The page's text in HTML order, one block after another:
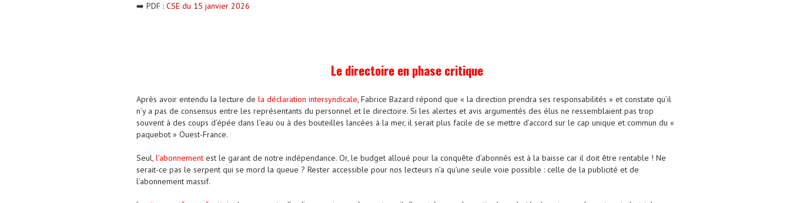
➡️ PDF : CSE du 15 janvier 2026
Le directoire en phase critique
Après avoir entendu la lecture de la déclaration intersyndicale, Fabrice Bazard répond que « la direction prendra ses responsabilités » et constate qu’il
n’y a pas de consensus entre les représentants du personnel et le directoire. Si les alertes et avis argumentés des élus ne ressemblaient pas trop
souvent à des coups d’épée dans l’eau ou à des bouteilles lancées à la mer, il serait plus facile de se mettre d’accord sur le cap unique et commun du «
paquebot » Ouest-France.
Seul, l’abonnement est le garant de notre indépendance. Or, le budget alloué pour la conquête d’abonnés est à la baisse car il doit être rentable ! Ne
serait-ce pas le serpent qui se mord la queue ? Rester accessible pour nos lecteurs n’a qu’une seule voie possible : celle de la publicité et de
l’abonnement massif.